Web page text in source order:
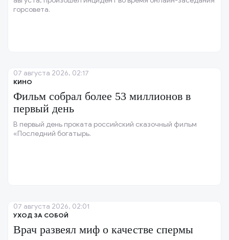
горсовета.
КИНО
Фильм собрал более 53 миллионов в
первый день
В первый день проката российский сказочный фильм
«Последний богатырь.
07 августа 2026, 02:17
УХОД ЗА СОБОЙ
Врач развеял миф о качестве спермы
07 августа 2026, 02:01